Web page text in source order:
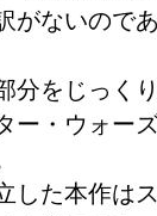
がないのであ
分をじっく
ー・ウォー
した本作は